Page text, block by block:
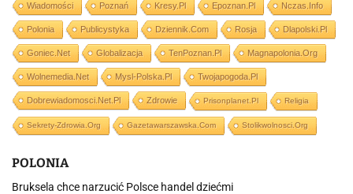
Wiadomości Poznań Kresy.pl Epoznan.pl Nczas.info
Polonia Publicystyka Dziennik.com Rosja Dlapolski.pl
Goniec.net Globalizacja TenPoznan.pl Magnapolonia.org
Wolnemedia.net Mysl-Polska.pl Twojapogoda.pl
Dobrewiadomosci.net.pl Zdrowie Prisonplanet.pl Religia
Sekrety-Zdrowia.org Gazetawarszawska.com Stolikwolnosci.org
POLONIA
Bruksela chce narzucić Polsce handel dziećmi